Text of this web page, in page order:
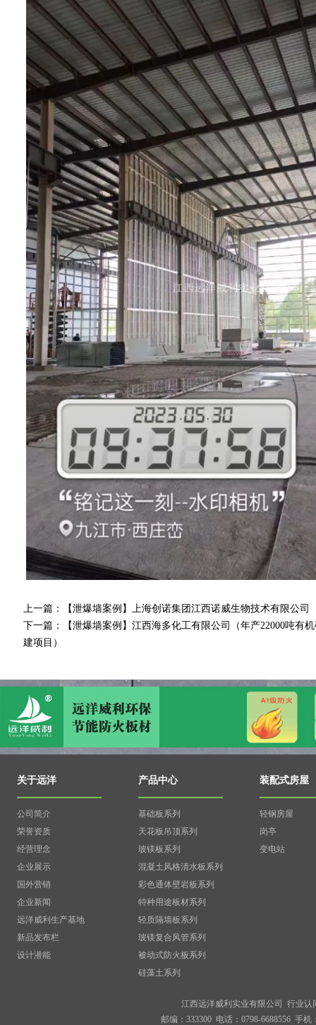
上一篇：
【泄爆墙案例】上海创诺集团江西诺威生物技术有限公司
下一篇：
【泄爆墙案例】江西海多化工有限公司（年产22000吨有
建项目）
关于远洋
公司简介
荣誉资质
经营理念
企业展示
国外营销
企业新闻
远洋威利生产基地
新品发布栏
设计潜能
产品中心
基础板系列
天花板吊顶系列
玻镁板系列
混凝土风格清水板系列
彩色通体壁岩板系列
特种用途板材系列
轻质隔墙板系列
玻镁复合风管系列
被动式防火板系列
硅藻土系列
装配式房屋
轻钢房屋
岗亭
变电站
江西远洋威利实业有限公司 行业
邮编：333300 电话：0798-6688556 手